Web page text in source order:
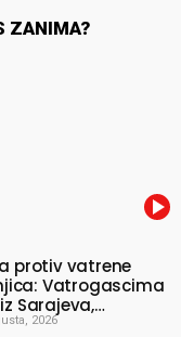
ZANIMA?
protiv vatrene
Vatrogascima
Sarajeva,
udružili
2026